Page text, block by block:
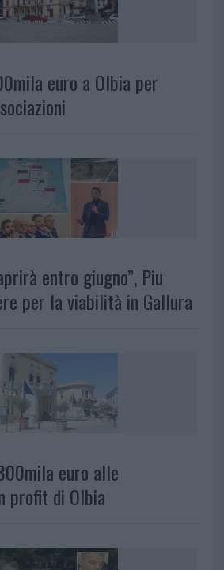
euro a Olbia per
entro giugno”, Piu
per la viabilità in Gallura
euro alle
profit di Olbia